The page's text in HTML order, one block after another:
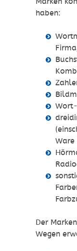
haben:
Ware
Der
Wegen